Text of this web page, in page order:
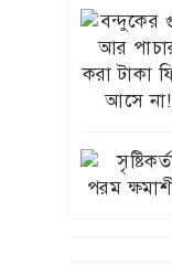
৯
১০